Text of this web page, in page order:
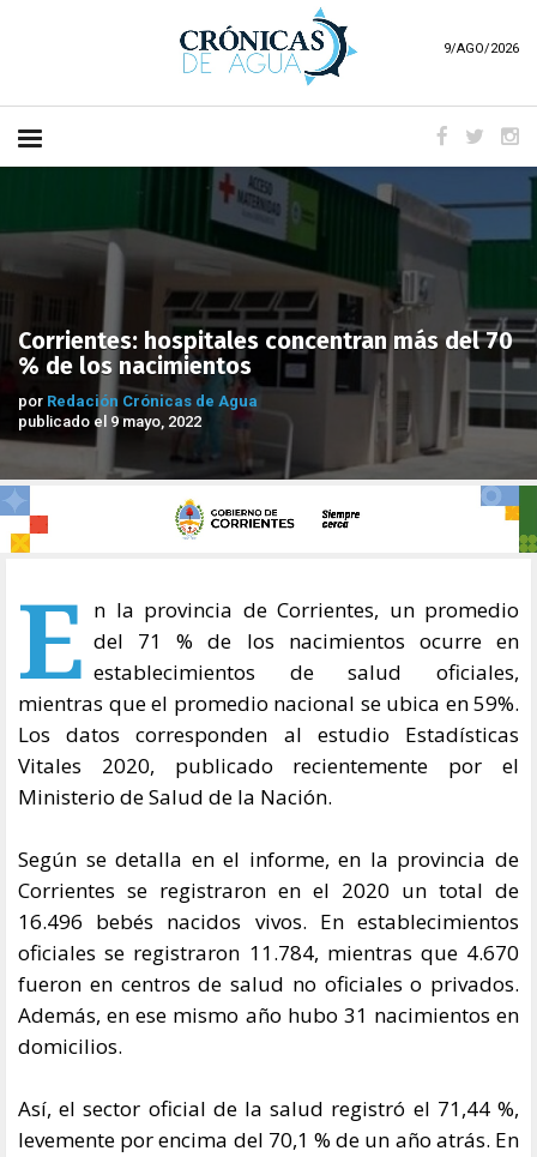
9/AGO/2026
Corrientes: hospitales concentran más del 70
% de los nacimientos
por Redación Crónicas de Agua
publicado el 9 mayo, 2022
E n la provincia de Corrientes, un promedio
del 71 % de los nacimientos ocurre en
establecimientos de salud oficiales,
mientras que el promedio nacional se ubica en 59%.
Los datos corresponden al estudio Estadísticas
Vitales 2020, publicado recientemente por el
Ministerio de Salud de la Nación.
Según se detalla en el informe, en la provincia de
Corrientes se registraron en el 2020 un total de
16.496 bebés nacidos vivos. En establecimientos
oficiales se registraron 11.784, mientras que 4.670
fueron en centros de salud no oficiales o privados.
Además, en ese mismo año hubo 31 nacimientos en
domicilios.
Así, el sector oficial de la salud registró el 71,44 %,
levemente por encima del 70,1 % de un año atrás. En